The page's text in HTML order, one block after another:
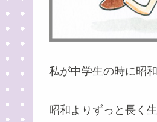
私が中学生の時に昭
昭和よりずっと長く